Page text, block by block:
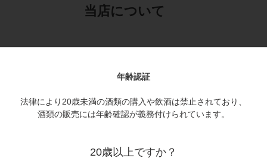
年齢認証
法律により20歳未満の酒類の購入や飲酒は禁止されており、
酒類の販売には年齢確認が義務付けられています。
20歳以上ですか？
当店について
は、1550年の創業以来、清酒発祥の地“伊丹”でお酒を造り続けてきま
米に、ここに湧く良い水を合わせ、造ったお酒は、このまちを、文化を